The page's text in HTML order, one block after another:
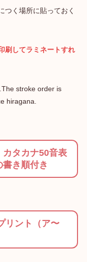
つく場所に貼っておく
刷してラミネートすれ
stroke order is
hiragana.
カタカナ50音表
書き順付き
リント（ア〜